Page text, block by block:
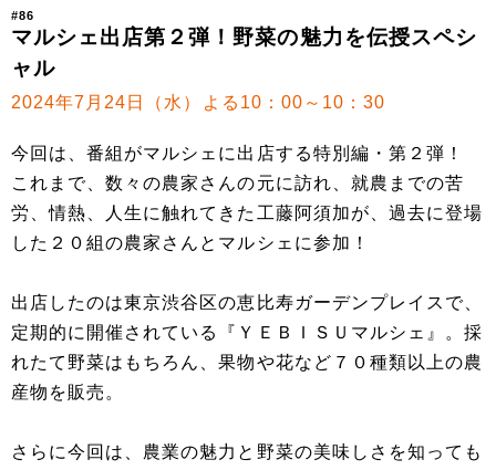
#86
マルシェ出店第２弾！野菜の魅力を伝授スペシ
ャル
2024年7月24日（水）よる10：00～10：30
今回は、番組がマルシェに出店する特別編・第２弾！
これまで、数々の農家さんの元に訪れ、就農までの苦
労、情熱、人生に触れてきた工藤阿須加が、過去に登場
した２０組の農家さんとマルシェに参加！
出店したのは東京渋谷区の恵比寿ガーデンプレイスで、
定期的に開催されている『ＹＥＢＩＳＵマルシェ』。採
れたて野菜はもちろん、果物や花など７０種類以上の農
産物を販売。
さらに今回は、農業の魅力と野菜の美味しさを知っても